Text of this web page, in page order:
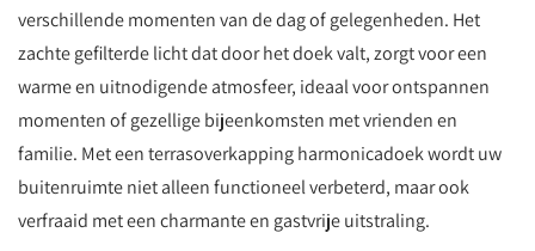
verschillende momenten van de dag of gelegenheden. Het
zachte gefilterde licht dat door het doek valt, zorgt voor een
warme en uitnodigende atmosfeer, ideaal voor ontspannen
momenten of gezellige bijeenkomsten met vrienden en
familie. Met een terrasoverkapping harmonicadoek wordt uw
buitenruimte niet alleen functioneel verbeterd, maar ook
verfraaid met een charmante en gastvrije uitstraling.